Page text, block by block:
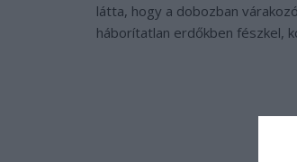
látta, hogy a dobozban
háborítatlan erdőkben fészkel,